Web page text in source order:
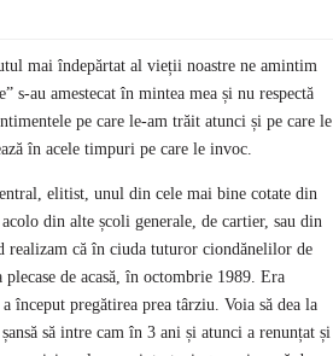
mai îndepărtat al vieții noastre ne amintim
au amestecat în mintea mea și nu respectă
pe care le-am trăit atunci și pe care le
în acele timpuri pe care le invoc.
elitist, unul din cele mai bine cotate din
din alte școli generale, de cartier, sau din
realizam că în ciuda tuturor ciondănelilor de
de acasă, în octombrie 1989. Era
pregătirea prea târziu. Voia să dea la
să intre cam în 3 ani și atunci a renunțat și